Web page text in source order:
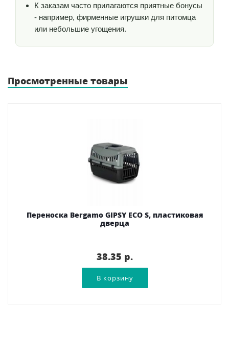
К заказам часто прилагаются приятные бонусы
- например, фирменные игрушки для питомца
или небольшие угощения.
Просмотренные товары
Переноска Bergamo GIPSY ECO S, пластиковая
дверца
38.35 p.